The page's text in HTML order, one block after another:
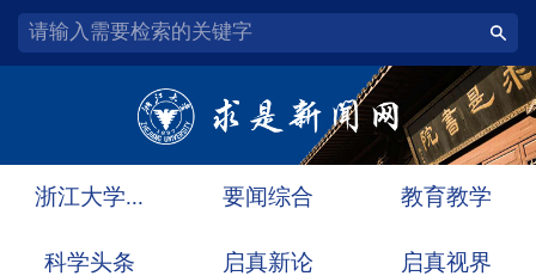
浙江大学... 要闻综合 教育教学
科学头条 启真新论 启真视界